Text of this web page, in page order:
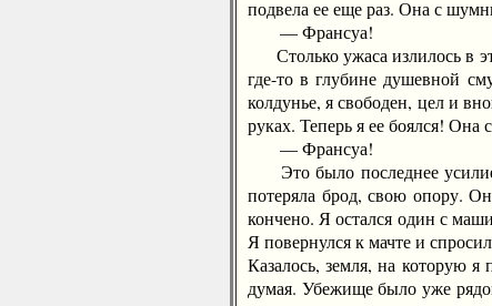
подвела ее еще раз. Она с
— Франсуа!
Столько ужаса излилось в
где-то в глубине душевной
колдунье, я свободен, цел и
руках. Теперь я ее боялся! Она
— Франсуа!
Это было последнее усилие.
потеряла брод, свою опору.
кончено. Я остался один с
Я повернулся к мачте и
Казалось, земля, на которую
думая. Убежище было уже